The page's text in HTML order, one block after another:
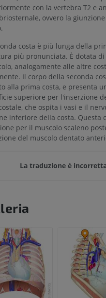
con la vertebra T2 e
ovvero la
costa è più lunga della
più pronunciata. È dotata
analogamente alle altre
Il corpo della seconda
alla prima costa, e presenta
superiore per l'inserzione
che ospita i vasi e il
inferiore della costa. Questa
per il muscolo scaleno
del muscolo dentato
La traduzione è
ARTO